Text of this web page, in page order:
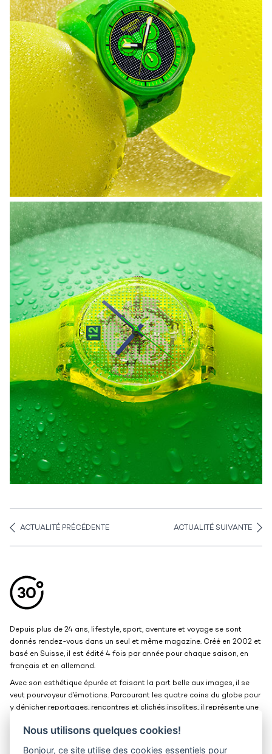
ACTUALITÉ PRÉCÉDENTE ACTUALITÉ SUIVANTE
Depuis plus de 24 ans, lifestyle, sport, aventure et voyage se sont
donnés rendez-vous dans un seul et même magazine. Créé en 2002 et
basé en Suisse, il est édité 4 fois par année pour chaque saison, en
français et en allemand.
Avec son esthétique épurée et faisant la part belle aux images, il se
veut pourvoyeur d’émotions. Parcourant les quatre coins du globe pour
y dénicher reportages, rencontres et clichés insolites, il représente une
Nous utilisons quelques cookies!
Bonjour, ce site utilise des cookies essentiels pour